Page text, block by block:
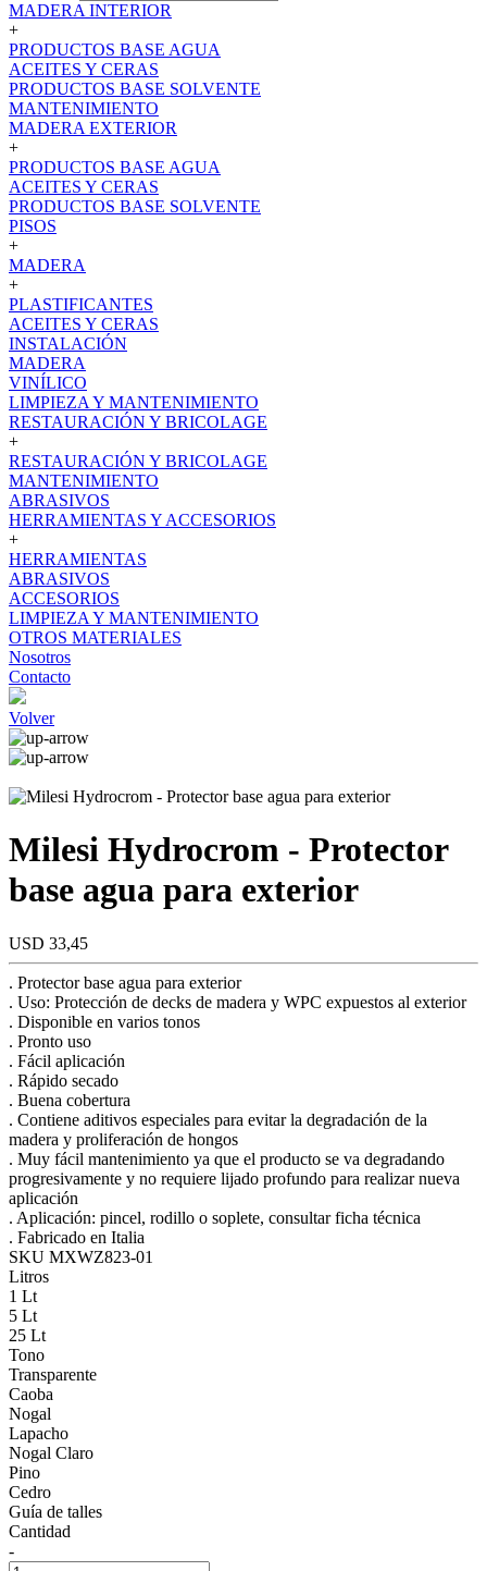
MADERA INTERIOR
+
PRODUCTOS BASE AGUA
ACEITES Y CERAS
PRODUCTOS BASE SOLVENTE
MANTENIMIENTO
MADERA EXTERIOR
+
PRODUCTOS BASE AGUA
ACEITES Y CERAS
PRODUCTOS BASE SOLVENTE
PISOS
+
MADERA
+
PLASTIFICANTES
ACEITES Y CERAS
INSTALACIÓN
MADERA
VINÍLICO
LIMPIEZA Y MANTENIMIENTO
RESTAURACIÓN Y BRICOLAGE
+
RESTAURACIÓN Y BRICOLAGE
MANTENIMIENTO
ABRASIVOS
HERRAMIENTAS Y ACCESORIOS
+
HERRAMIENTAS
ABRASIVOS
ACCESORIOS
LIMPIEZA Y MANTENIMIENTO
OTROS MATERIALES
Nosotros
Contacto
Volver
Milesi Hydrocrom - Protector
base agua para exterior
USD 33,45
. Protector base agua para exterior
. Uso: Protección de decks de madera y WPC expuestos al exterior
. Disponible en varios tonos
. Pronto uso
. Fácil aplicación
. Rápido secado
. Buena cobertura
. Contiene aditivos especiales para evitar la degradación de la
madera y proliferación de hongos
. Muy fácil mantenimiento ya que el producto se va degradando
progresivamente y no requiere lijado profundo para realizar nueva
aplicación
. Aplicación: pincel, rodillo o soplete, consultar ficha técnica
. Fabricado en Italia
SKU MXWZ823-01
Litros
1 Lt
5 Lt
25 Lt
Tono
Transparente
Caoba
Nogal
Lapacho
Nogal Claro
Pino
Cedro
Guía de talles
Cantidad
-